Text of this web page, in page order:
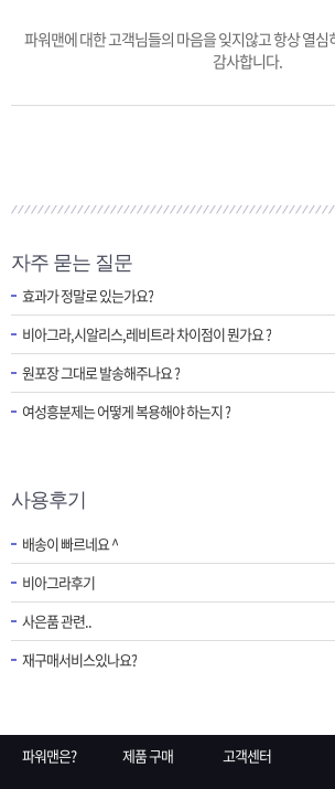
파워맨에 대한 고객님들의 마음을 잊지않고 항상 열심
감사합니다.
자주 묻는 질문
효과가 정말로 있는가요?
비아그라,시알리스,레비트라 차이점이 뭔가요 ?
원포장 그대로 발송해주나요 ?
여성흥분제는 어떻게 복용해야 하는지 ?
사용후기
배송이 빠르네요 ^
비아그라후기
사은품 관련..
재구매서비스있나요?
파워맨은? 제품 구매 고객센터